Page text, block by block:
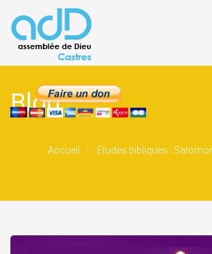
Blog
Accueil Etudes bibliques :